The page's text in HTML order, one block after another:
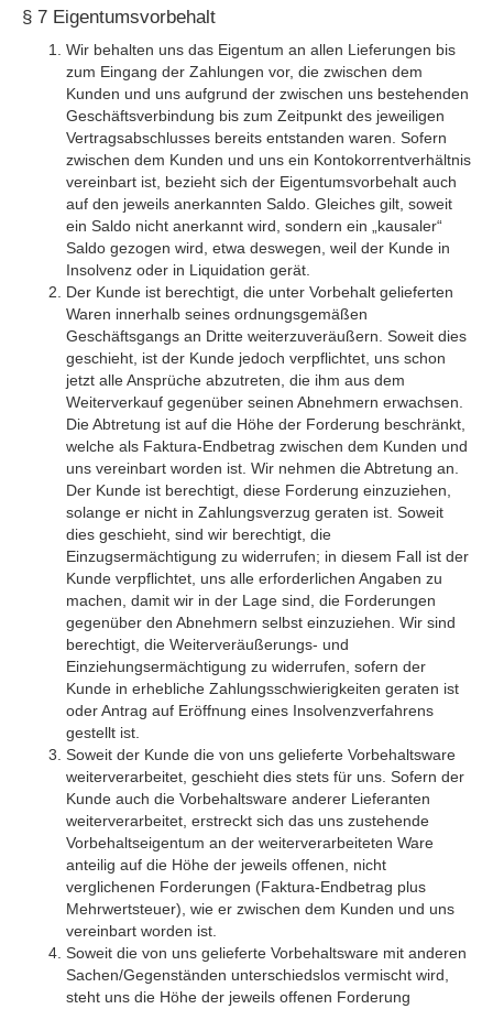
§ 7 Eigentumsvorbehalt
Wir behalten uns das Eigentum an allen Lieferungen bis
zum Eingang der Zahlungen vor, die zwischen dem
Kunden und uns aufgrund der zwischen uns bestehenden
Geschäftsverbindung bis zum Zeitpunkt des jeweiligen
Vertragsabschlusses bereits entstanden waren. Sofern
zwischen dem Kunden und uns ein Kontokorrentverhältnis
vereinbart ist, bezieht sich der Eigentumsvorbehalt auch
auf den jeweils anerkannten Saldo. Gleiches gilt, soweit
ein Saldo nicht anerkannt wird, sondern ein „kausaler“
Saldo gezogen wird, etwa deswegen, weil der Kunde in
Insolvenz oder in Liquidation gerät.
Der Kunde ist berechtigt, die unter Vorbehalt gelieferten
Waren innerhalb seines ordnungsgemäßen
Geschäftsgangs an Dritte weiterzuveräußern. Soweit dies
geschieht, ist der Kunde jedoch verpflichtet, uns schon
jetzt alle Ansprüche abzutreten, die ihm aus dem
Weiterverkauf gegenüber seinen Abnehmern erwachsen.
Die Abtretung ist auf die Höhe der Forderung beschränkt,
welche als Faktura-Endbetrag zwischen dem Kunden und
uns vereinbart worden ist. Wir nehmen die Abtretung an.
Der Kunde ist berechtigt, diese Forderung einzuziehen,
solange er nicht in Zahlungsverzug geraten ist. Soweit
dies geschieht, sind wir berechtigt, die
Einzugsermächtigung zu widerrufen; in diesem Fall ist der
Kunde verpflichtet, uns alle erforderlichen Angaben zu
machen, damit wir in der Lage sind, die Forderungen
gegenüber den Abnehmern selbst einzuziehen. Wir sind
berechtigt, die Weiterveräußerungs- und
Einziehungsermächtigung zu widerrufen, sofern der
Kunde in erhebliche Zahlungsschwierigkeiten geraten ist
oder Antrag auf Eröffnung eines Insolvenzverfahrens
gestellt ist.
Soweit der Kunde die von uns gelieferte Vorbehaltsware
weiterverarbeitet, geschieht dies stets für uns. Sofern der
Kunde auch die Vorbehaltsware anderer Lieferanten
weiterverarbeitet, erstreckt sich das uns zustehende
Vorbehaltseigentum an der weiterverarbeiteten Ware
anteilig auf die Höhe der jeweils offenen, nicht
verglichenen Forderungen (Faktura-Endbetrag plus
Mehrwertsteuer), wie er zwischen dem Kunden und uns
vereinbart worden ist.
Soweit die von uns gelieferte Vorbehaltsware mit anderen
Sachen/Gegenständen unterschiedslos vermischt wird,
steht uns die Höhe der jeweils offenen Forderung